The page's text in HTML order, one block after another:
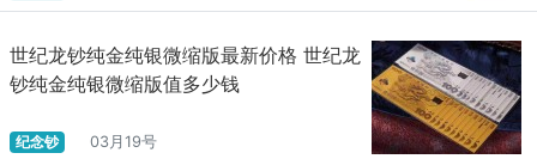
世纪龙钞纯金纯银微缩版最新价格 世纪龙
钞纯金纯银微缩版值多少钱
纪念钞 03月19号